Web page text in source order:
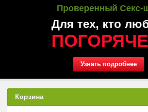
Проверенный Секс-
Для тех, кто
Узнать подробнее
Корзина